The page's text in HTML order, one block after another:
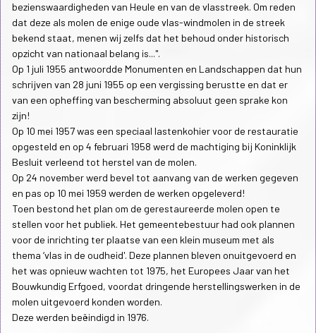
bezienswaardigheden van Heule en van de vlasstreek. Om reden
dat deze als molen de enige oude vlas-windmolen in de streek
bekend staat, menen wij zelfs dat het behoud onder historisch
opzicht van nationaal belang is...".
Op 1 juli 1955 antwoordde Monumenten en Landschappen dat hun
schrijven van 28 juni 1955 op een vergissing berustte en dat er
van een opheffing van bescherming absoluut geen sprake kon
zijn!
Op 10 mei 1957 was een speciaal lastenkohier voor de restauratie
opgesteld en op 4 februari 1958 werd de machtiging bij Koninklijk
Besluit verleend tot herstel van de molen.
Op 24 november werd bevel tot aanvang van de werken gegeven
en pas op 10 mei 1959 werden de werken opgeleverd!
Toen bestond het plan om de gerestaureerde molen open te
stellen voor het publiek. Het gemeentebestuur had ook plannen
voor de inrichting ter plaatse van een klein museum met als
thema ‘vlas in de oudheid'. Deze plannen bleven onuitgevoerd en
het was opnieuw wachten tot 1975, het Europees Jaar van het
Bouwkundig Erfgoed, voordat dringende herstellingswerken in de
molen uitgevoerd konden worden.
Deze werden beëindigd in 1976.